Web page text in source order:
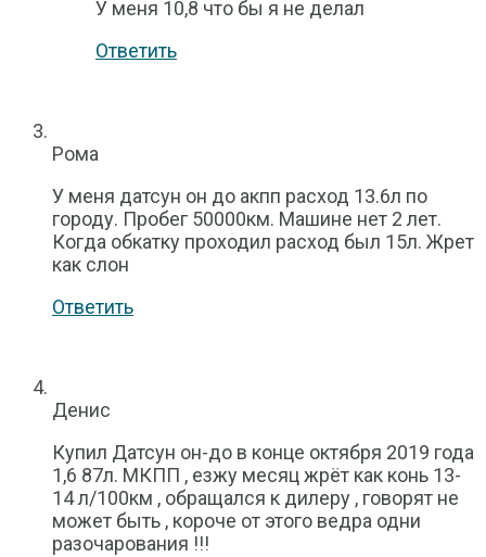
У меня 10,8 что бы я не делал
Ответить
Рома
У меня датсун он до акпп расход 13.6л по
городу. Пробег 50000км. Машине нет 2 лет.
Когда обкатку проходил расход был 15л. Жрет
как слон
Ответить
Денис
Купил Датсун он-до в конце октября 2019 года
1,6 87л. МКПП , езжу месяц жрёт как конь 13-
14 л/100км , обращался к дилеру , говорят не
может быть , короче от этого ведра одни
разочарования !!!